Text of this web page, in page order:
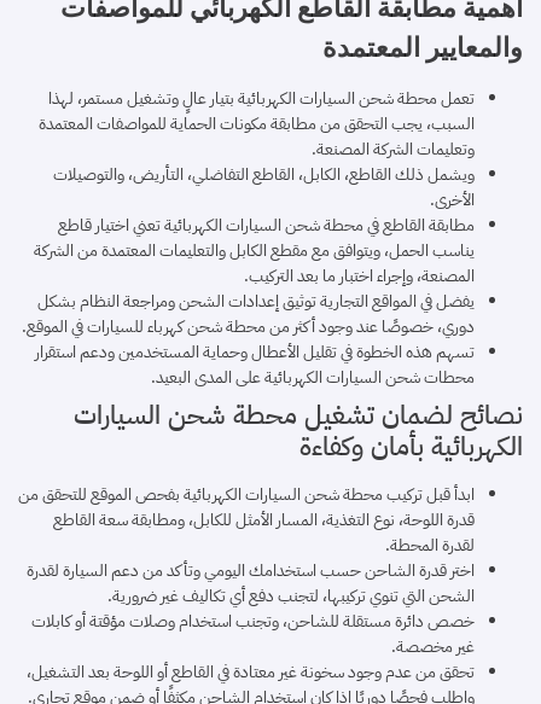
أهمية مطابقة القاطع الكهربائي للمواصفات
والمعايير المعتمدة
تعمل محطة شحن السيارات الكهربائية بتيار عالٍ وتشغيل مستمر، لهذا
السبب، يجب التحقق من مطابقة مكونات الحماية للمواصفات المعتمدة
وتعليمات الشركة المصنعة.
ويشمل ذلك القاطع، الكابل، القاطع التفاضلي، التأريض، والتوصيلات
الأخرى.
مطابقة القاطع في محطة شحن السيارات الكهربائية تعني اختيار قاطع
يناسب الحمل، ويتوافق مع مقطع الكابل والتعليمات المعتمدة من الشركة
المصنعة، وإجراء اختبار ما بعد التركيب.
يفضل في المواقع التجارية توثيق إعدادات الشحن ومراجعة النظام بشكل
دوري، خصوصًا عند وجود أكثر من محطة شحن كهرباء للسيارات في الموقع.
تسهم هذه الخطوة في تقليل الأعطال وحماية المستخدمين ودعم استقرار
محطات شحن السيارات الكهربائية على المدى البعيد.
نصائح لضمان تشغيل محطة شحن السيارات
الكهربائية بأمان وكفاءة
ابدأ قبل تركيب محطة شحن السيارات الكهربائية بفحص الموقع للتحقق من
قدرة اللوحة، نوع التغذية، المسار الأمثل للكابل، ومطابقة سعة القاطع
لقدرة المحطة.
اختر قدرة الشاحن حسب استخدامك اليومي وتأكد من دعم السيارة لقدرة
الشحن التي تنوي تركيبها، لتجنب دفع أي تكاليف غير ضرورية.
خصص دائرة مستقلة للشاحن، وتجنب استخدام وصلات مؤقتة أو كابلات
غير مخصصة.
تحقق من عدم وجود سخونة غير معتادة في القاطع أو اللوحة بعد التشغيل،
واطلب فحصًا دوريًا إذا كان استخدام الشاحن مكثفًا أو ضمن موقع تجاري.